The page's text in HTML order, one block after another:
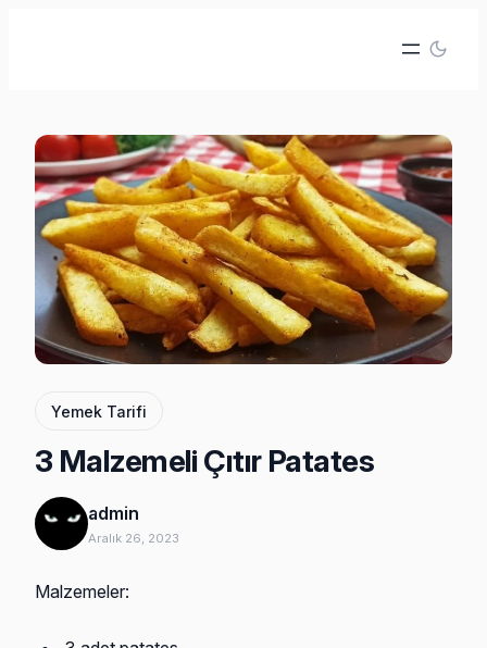
Yemek Tarifi
3 Malzemeli Çıtır Patates
admin
Aralık 26, 2023
Malzemeler: